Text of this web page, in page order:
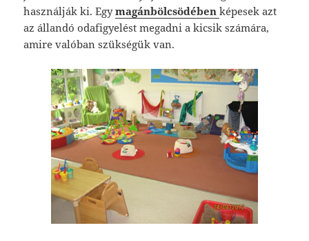
használják ki. Egymagánbölcsödébenképesek azt
az állandó odafigyelést megadni a kicsik számára,
amire valóban szükségük van.